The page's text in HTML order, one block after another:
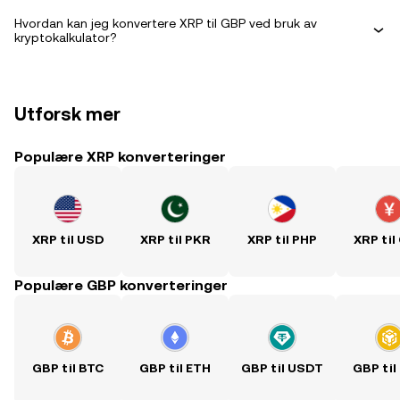
Hvordan kan jeg konvertere XRP til GBP ved bruk av
kryptokalkulator?
Utforsk mer
Populære XRP konverteringer
XRP til USD XRP til PKR XRP til PHP XRP til
Populære GBP konverteringer
GBP til BTC GBP til ETH GBP til USDT GBP til